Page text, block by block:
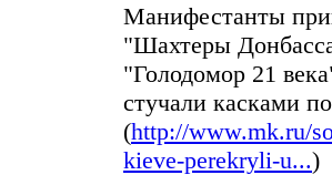
Манифестанты
"Шахтеры
"Голодомор 21
стучали касками
(http://www.mk.ru/
kieve-perekryli-u...)